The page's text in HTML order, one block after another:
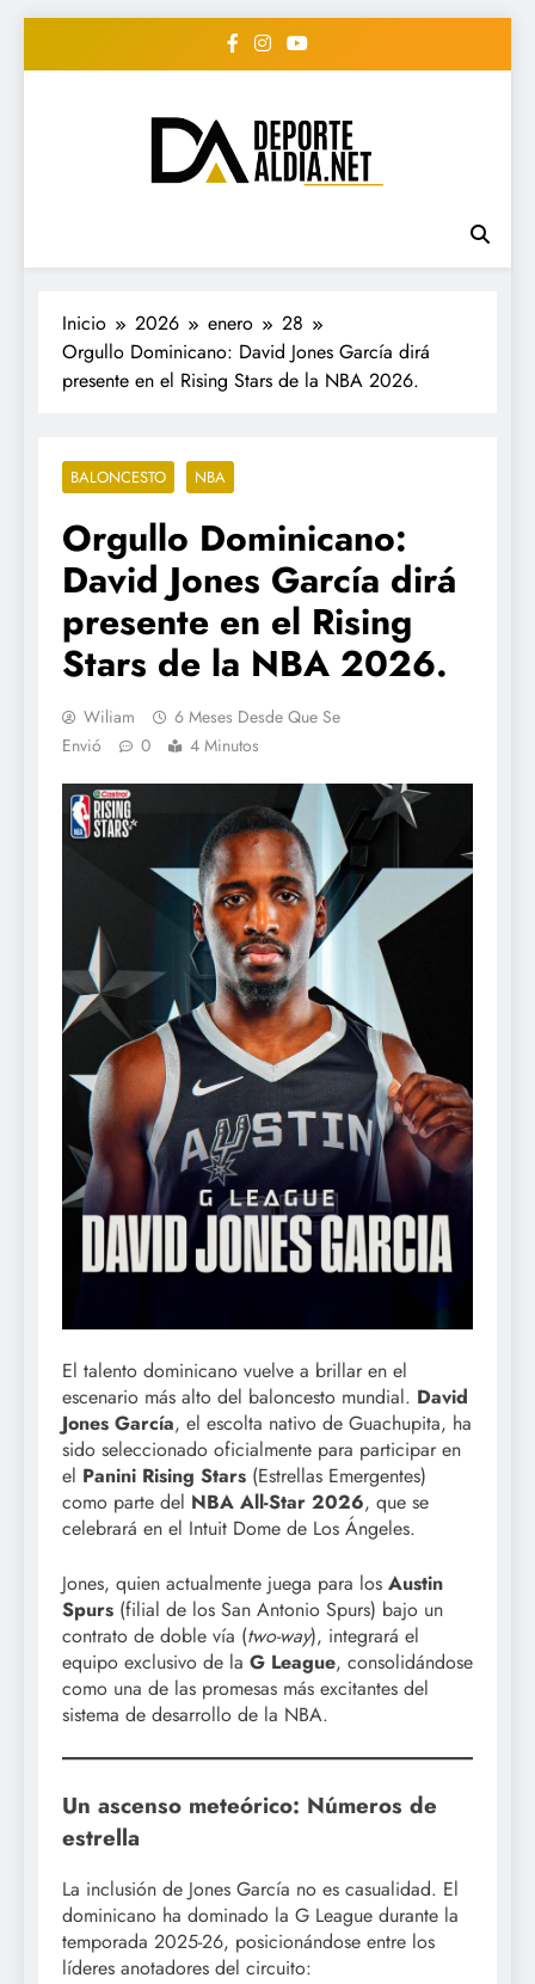
• DEPORTE AL DIA •
"Periodico Deportivo
Digital"
#deportealdiard #deportealdiaperiodico
Inicio 2026 enero
28
Orgullo Dominicano: David Jones García dirá
presente en el Rising Stars de la NBA 2026.
BALONCESTO NBA
Orgullo Dominicano:
David Jones García dirá
presente en el Rising
Stars de la NBA 2026.
Wiliam
6 Meses Desde Que Se
Envió
0 4 Minutos
El talento dominicano vuelve a brillar en el
escenario más alto del baloncesto mundial. David
Jones García, el escolta nativo de Guachupita, ha
sido seleccionado oficialmente para participar en
el Panini Rising Stars (Estrellas Emergentes)
como parte del NBA All-Star 2026, que se
celebrará en el Intuit Dome de Los Ángeles.
Jones, quien actualmente juega para los Austin
Spurs (filial de los San Antonio Spurs) bajo un
contrato de doble vía (two-way), integrará el
equipo exclusivo de la G League, consolidándose
como una de las promesas más excitantes del
sistema de desarrollo de la NBA.
Un ascenso meteórico: Números de
estrella
La inclusión de Jones García no es casualidad. El
dominicano ha dominado la G League durante la
temporada 2025-26, posicionándose entre los
líderes anotadores del circuito: